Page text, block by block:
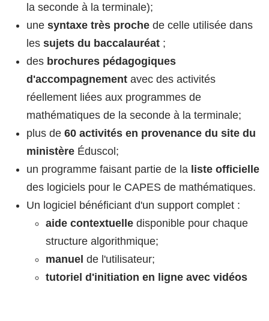
la seconde à la terminale);
une syntaxe très proche de celle utilisée dans
les sujets du baccalauréat ;
des brochures pédagogiques
d'accompagnement avec des activités
réellement liées aux programmes de
mathématiques de la seconde à la terminale;
plus de 60 activités en provenance du site du
ministère Éduscol;
un programme faisant partie de la liste officielle
des logiciels pour le CAPES de mathématiques.
Un logiciel bénéficiant d'un support complet :
aide contextuelle disponible pour chaque
structure algorithmique;
manuel de l'utilisateur;
tutoriel d'initiation en ligne avec vidéos